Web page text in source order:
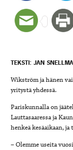
TEKSTI: JAN
Wikström ja hänen
yritystä yhdessä.
Pariskunnalla on
Lauttasaaressa ja
henkeä kesäaikaan,
– Olemme useita